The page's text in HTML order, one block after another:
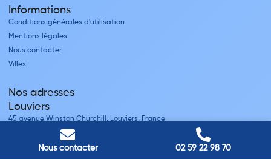
Nous contacter 02 59 22 98 70
Informations
Conditions générales d'utilisation
Mentions légales
Nous contacter
Villes
Nos adresses
Louviers
45 avenue Winston Churchill, Louviers, France
Pont-Audemer
9 Rue du Président Georges Pompidou, Pont-Audemer, France